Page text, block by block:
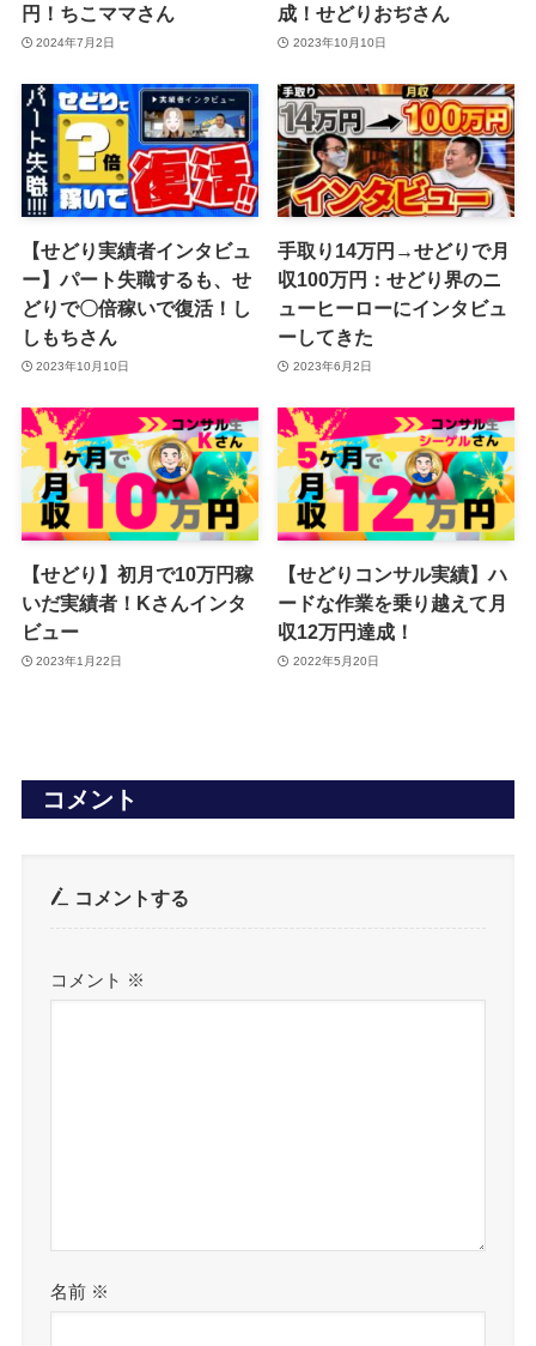
円！ちこママさん
2024年7月2日
成！せどりおぢさん
2023年10月10日
【せどり実績者インタビュ
ー】パート失職するも、せ
どりで〇倍稼いで復活！し
しもちさん
2023年10月10日
手取り14万円→せどりで月
収100万円：せどり界のニ
ューヒーローにインタビュ
ーしてきた
2023年6月2日
【せどり】初月で10万円稼
いだ実績者！Kさんインタ
ビュー
2023年1月22日
【せどりコンサル実績】ハ
ードな作業を乗り越えて月
収12万円達成！
2022年5月20日
コメント
コメントする
コメント ※
名前 ※